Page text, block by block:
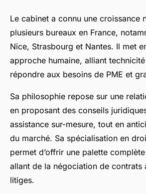
Le cabinet a connu une croissance
plusieurs bureaux en France,
Nice, Strasbourg et Nantes. Il met
approche humaine, alliant
répondre aux besoins de PME et
Sa philosophie repose sur une
en proposant des conseils
assistance sur-mesure, tout en
du marché. Sa spécialisation en
permet d’offrir une palette
allant de la négociation de contrats
litiges.